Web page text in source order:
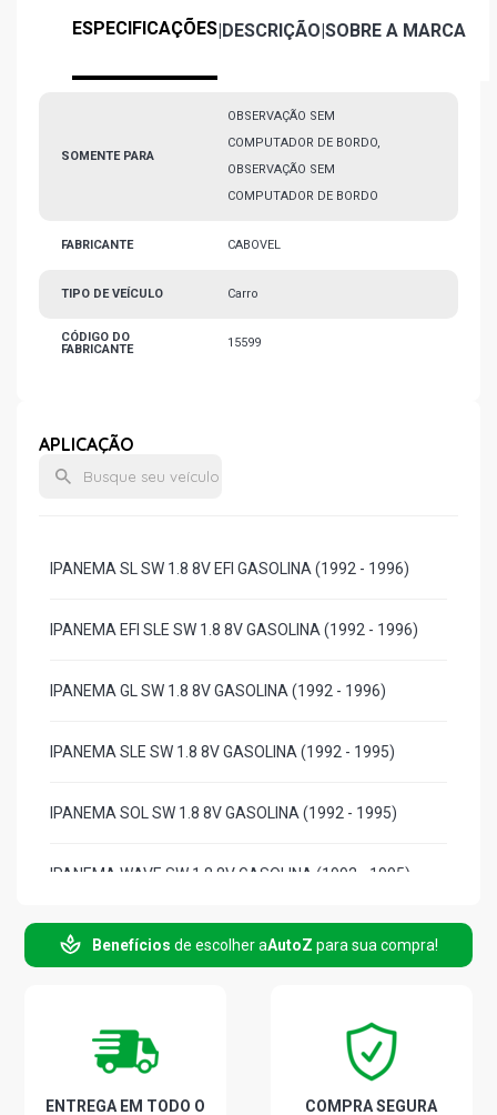
ESPECIFICAÇÕES|DESCRIÇÃO|SOBRE A MARCA
SOMENTE PARA
OBSERVAÇÃO SEM
COMPUTADOR DE BORDO,
OBSERVAÇÃO SEM
COMPUTADOR DE BORDO
FABRICANTE CABOVEL
TIPO DE VEÍCULO Carro
CÓDIGO DO
FABRICANTE
15599
APLICAÇÃO
IPANEMA SL SW 1.8 8V EFI GASOLINA (1992 - 1996)
IPANEMA EFI SLE SW 1.8 8V GASOLINA (1992 - 1996)
IPANEMA GL SW 1.8 8V GASOLINA (1992 - 1996)
IPANEMA SLE SW 1.8 8V GASOLINA (1992 - 1995)
IPANEMA SOL SW 1.8 8V GASOLINA (1992 - 1995)
IPANEMA WAVE SW 1.8 8V GASOLINA (1992 - 1995)
IPANEMA FLAIR SW 2.0 8V EFI GASOLINA (1994 - 1996)
IPANEMA SLE SW 2.0 8V EFI GASOLINA (1992 - 1995)
Benefícios de escolher aAutoZ para sua compra!
ENTREGA EM TODO O
COMPRA SEGURA